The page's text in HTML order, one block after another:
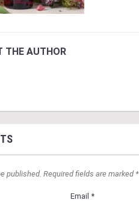
THE AUTHOR
published. Required fields are marked *
Email *